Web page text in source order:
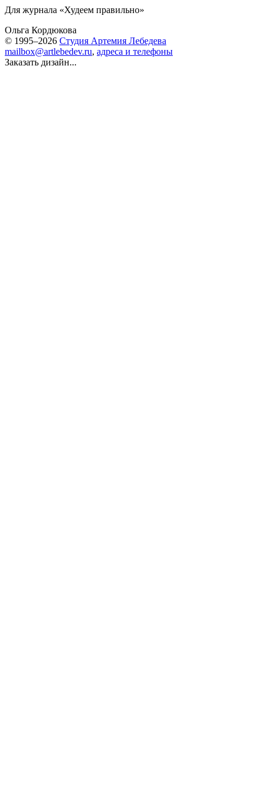
Для журнала «Худеем правильно»
Ольга Кордюкова
© 1995–2026 Студия Артемия Лебедева
mailbox@artlebedev.ru, адреса и телефоны
Заказать дизайн...